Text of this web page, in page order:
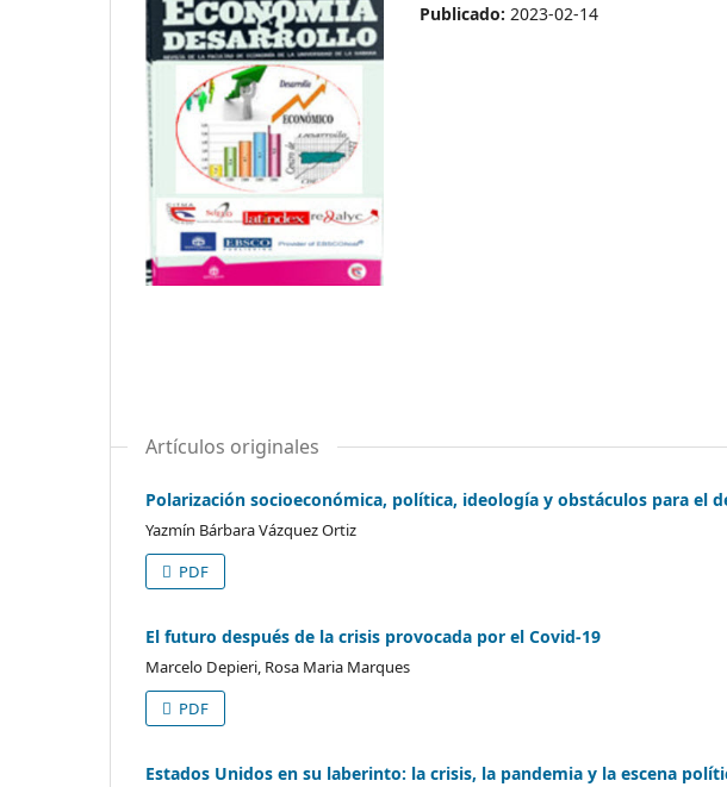
Publicado: 2023-02-14
Artículos originales
Polarización socioeconómica, política, ideología y obstáculos para el
Yazmín Bárbara Vázquez Ortiz
PDF
El futuro después de la crisis provocada por el Covid-19
Marcelo Depieri, Rosa Maria Marques
PDF
Estados Unidos en su laberinto: la crisis, la pandemia y la escena